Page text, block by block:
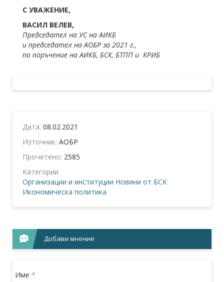
С УВАЖЕНИЕ,
ВАСИЛ ВЕЛЕВ,
Председател на УС на АИКБ
и председател на АОБР за 2021 г.,
по поръчение на АИКБ, БСК, БТПП и КРИБ
Дата: 08.02.2021
Източник: АОБР
Прочетено: 2585
Категории
Организации и институции Новини от БСК
Икономическа политика
Добави мнение
Име *